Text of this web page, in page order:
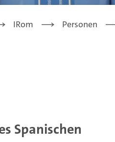
IRom Personen
Spanischen